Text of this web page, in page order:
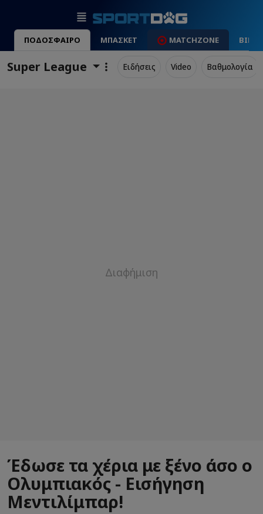
ΠΟΔΟΣΦΑΙΡΟ ΜΠΑΣΚΕΤ MATCHZONE
Super League Ειδήσεις Video Βαθμολογία
Έδωσε τα χέρια με ξένο άσο ο
Ολυμπιακός - Εισήγηση
Μεντιλίμπαρ!